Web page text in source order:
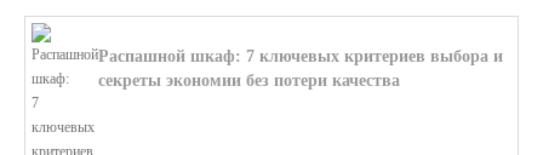
Распашной шкаф: 7 ключевых критериев выбора и
секреты экономии без потери качества